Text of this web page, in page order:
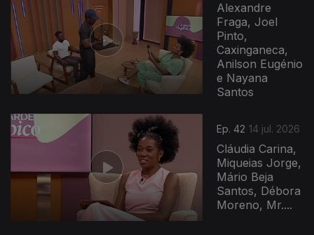
Alexandre
Fraga, Joel
Pinto,
Caxinganeca,
Anilson Eugénio
e Nayana
Santos
Ep. 42 14 jul. 2026
Cláudia Carina,
Miqueias Jorge,
Mário Beja
Santos, Débora
Moreno, Mr....